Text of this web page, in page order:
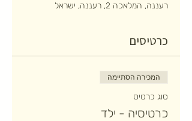
רעננה, המלאכה 2, רעננה, ישראל
כרטיסים
המכירה הסתיימה
סוג כרטיס
כרטיסיה - ילד